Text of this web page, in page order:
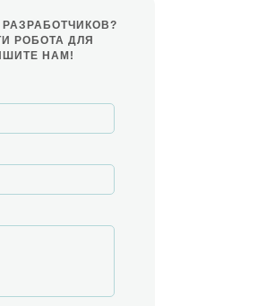
РОБОТА ДЛЯ
НАМ!